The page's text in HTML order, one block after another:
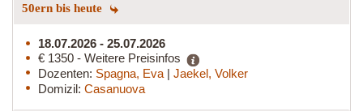
50ern bis heute
18.07.2026 - 25.07.2026
€ 1350 - Weitere Preisinfos
Dozenten: Spagna, Eva | Jaekel, Volker
Domizil: Casanuova